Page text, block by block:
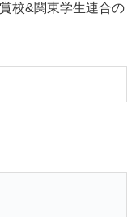
校&関東学生連合の